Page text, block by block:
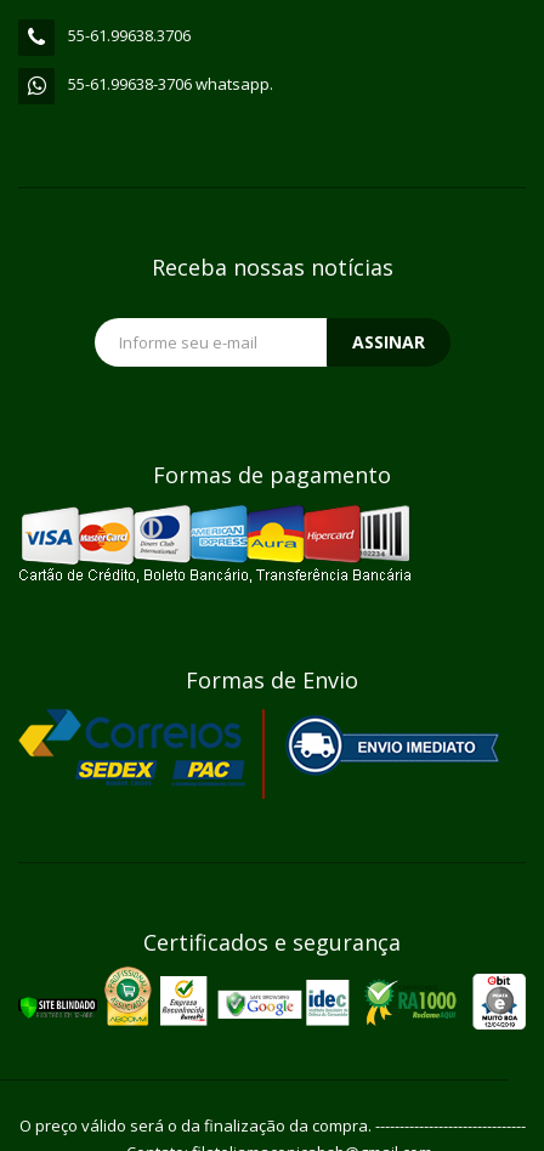
55-61.99638.3706
55-61.99638-3706 whatsapp.
Receba nossas notícias
ASSINAR
Formas de pagamento
Formas de Envio
Certificados e segurança
O preço válido será o da finalização da compra. -------------------------------